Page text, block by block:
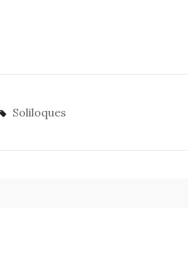
Soliloques